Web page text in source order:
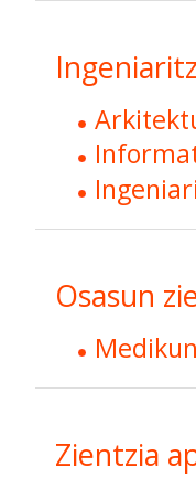
Osasun
Zientzia